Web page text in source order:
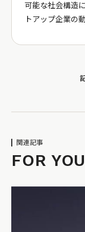
可能な社会構造
トアップ企業の
関連記事
FOR YOU